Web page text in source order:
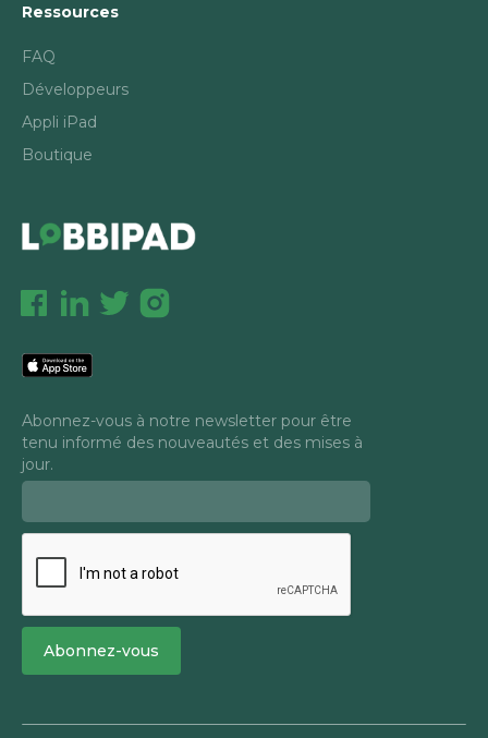
Abonnez-vous à notre newsletter pour être
tenu informé des nouveautés et des mises à
jour.
Ressources
FAQ
Développeurs
Appli iPad
Boutique